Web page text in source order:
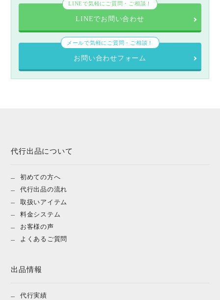
LINEで気軽にご質問・ご相談！
LINEでお問い合わせ
メールで気軽にご質問・ご相談！
お問い合わせフォーム
代行出品について
初めての方へ
代行出品の流れ
取扱いアイテム
料金システム
お客様の声
よくあるご質問
出品情報
代行実績